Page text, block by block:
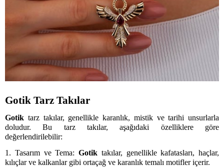
Gotik Tarz Takılar
Gotik tarz takılar, genellikle karanlık, mistik ve tarihi unsurlarla
doludur. Bu tarz takılar, aşağıdaki özelliklere göre
değerlendirilebilir:
1. Tasarım ve Tema: Gotik takılar, genellikle kafatasları, haçlar,
kılıçlar ve kalkanlar gibi ortaçağ ve karanlık temalı motifler içerir.